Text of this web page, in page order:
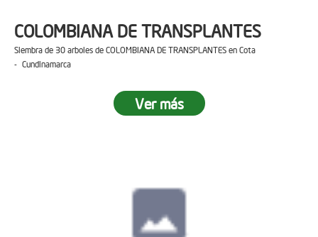
COLOMBIANA DE TRANSPLANTES
Siembra de 30 arboles de COLOMBIANA DE TRANSPLANTES en Cota
- Cundinamarca
Ver más